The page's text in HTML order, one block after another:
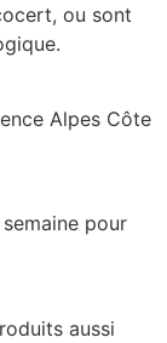
ou sont
Alpes Côte
pour
aussi